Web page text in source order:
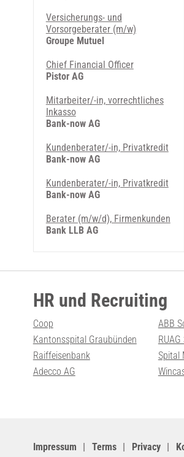
Versicherungs- und
Vorsorgeberater (m/w)
Groupe Mutuel
Chief Financial Officer
Pistor AG
Mitarbeiter/-in, vorrechtliches
Inkasso
Bank-now AG
Kundenberater/-in, Privatkredit
Bank-now AG
Kundenberater/-in, Privatkredit
Bank-now AG
Berater (m/w/d), Firmenkunden
Bank LLB AG
HR und Recruiting
Coop ABB
Kantonsspital Graubünden
Raiffeisenbank
Spital
Adecco AG
Impressum Terms Privacy